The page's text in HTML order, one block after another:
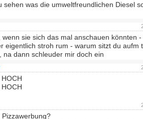
sehen was die umweltfreundlichen Diesel
wenn sie sich das mal anschauen könnten
eigentlich stroh rum - warum sitzt du aufm
na dann schleuder mir doch ein